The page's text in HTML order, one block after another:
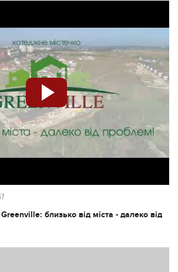
близько від міста - далеко від